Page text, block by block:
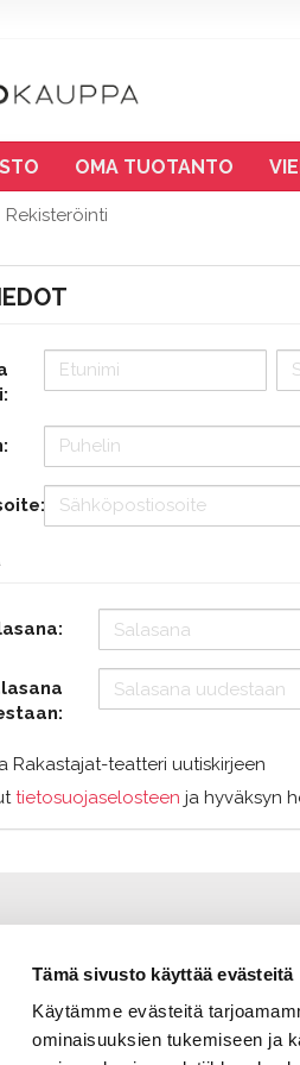
Tämä sivusto käyttää evästeitä
Käytämme evästeitä
ominaisuuksien tukemiseen ja
OMA TUOTANTO
Rekisteröinti
Rakastajat-teatteri uutiskirjeen
tietosuojaselosteen ja hyväksyn